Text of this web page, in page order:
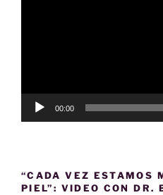
00:00
“CADA VEZ ESTAMOS
PIEL”: VIDEO CON DR.